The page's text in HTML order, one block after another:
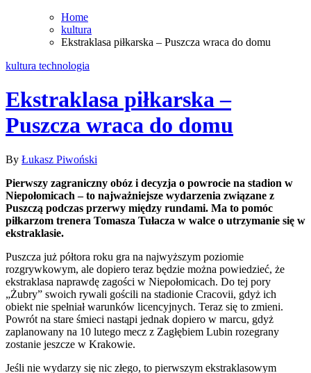
Home
kultura
Ekstraklasa piłkarska – Puszcza wraca do domu
kultura technologia
Ekstraklasa piłkarska –
Puszcza wraca do domu
By Łukasz Piwoński
Pierwszy zagraniczny obóz i decyzja o powrocie na stadion w
Niepołomicach – to najważniejsze wydarzenia związane z
Puszczą podczas przerwy między rundami. Ma to pomóc
piłkarzom trenera Tomasza Tułacza w walce o utrzymanie się w
ekstraklasie.
Puszcza już półtora roku gra na najwyższym poziomie
rozgrywkowym, ale dopiero teraz będzie można powiedzieć, że
ekstraklasa naprawdę zagości w Niepołomicach. Do tej pory
„Żubry” swoich rywali gościli na stadionie Cracovii, gdyż ich
obiekt nie spełniał warunków licencyjnych. Teraz się to zmieni.
Powrót na stare śmieci nastąpi jednak dopiero w marcu, gdyż
zaplanowany na 10 lutego mecz z Zagłębiem Lubin rozegrany
zostanie jeszcze w Krakowie.
Jeśli nie wydarzy się nic złego, to pierwszym ekstraklasowym